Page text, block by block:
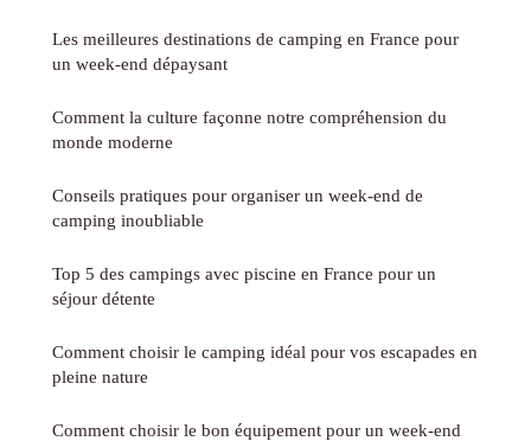
Les meilleures destinations de camping en France pour
un week-end dépaysant
Comment la culture façonne notre compréhension du
monde moderne
Conseils pratiques pour organiser un week-end de
camping inoubliable
Top 5 des campings avec piscine en France pour un
séjour détente
Comment choisir le camping idéal pour vos escapades en
pleine nature
Comment choisir le bon équipement pour un week-end